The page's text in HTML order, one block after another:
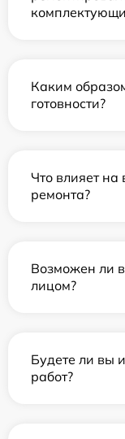
Каким
готовности?
Что влияет
ремонта?
Возможен ли
лицом?
Будете ли вы
работ?